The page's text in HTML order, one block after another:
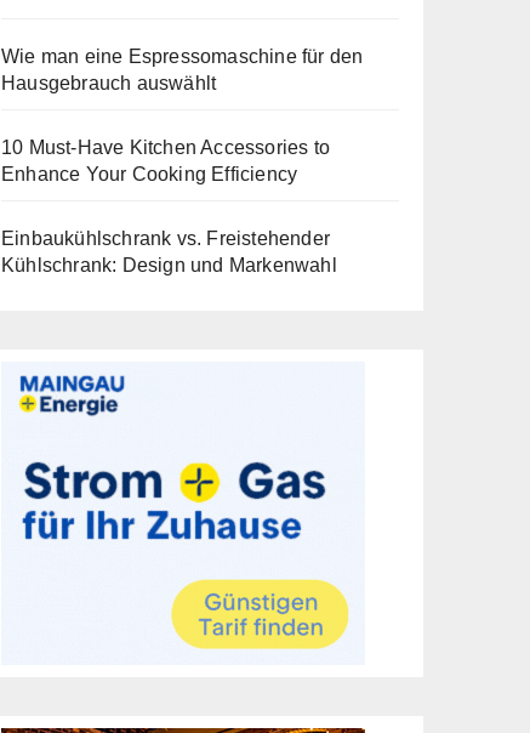
Wie man eine Espressomaschine für den
Hausgebrauch auswählt
10 Must-Have Kitchen Accessories to
Enhance Your Cooking Efficiency
Einbaukühlschrank vs. Freistehender
Kühlschrank: Design und Markenwahl